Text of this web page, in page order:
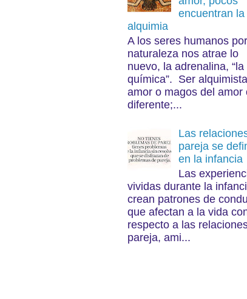
encuentran la
alquimia
A los seres humanos por
naturaleza nos atrae lo
nuevo, la adrenalina, “la
química”. Ser
amor o magos del amor
diferente;...
Las
pareja se
en la infancia
Las
vividas durante la
crean patrones de
que afectan a la vida
respecto a las
pareja, ami...